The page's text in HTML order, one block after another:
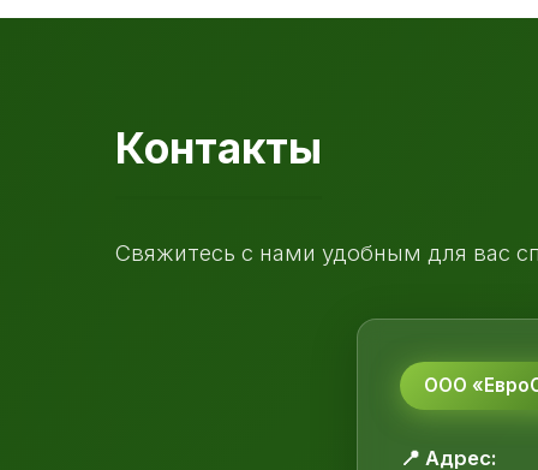
Контакты
Свяжитесь с нами удобным для вас
ООО
📍 Адрес: